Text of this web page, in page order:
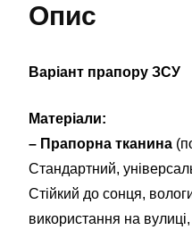
кількість
Опис
Варіант прапору ЗСУ
Матеріали:
– Прапорна тканина
Стандартний,
Стійкий до сонця,
використання на